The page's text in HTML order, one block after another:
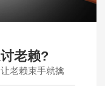
老赖?
老赖束手就擒